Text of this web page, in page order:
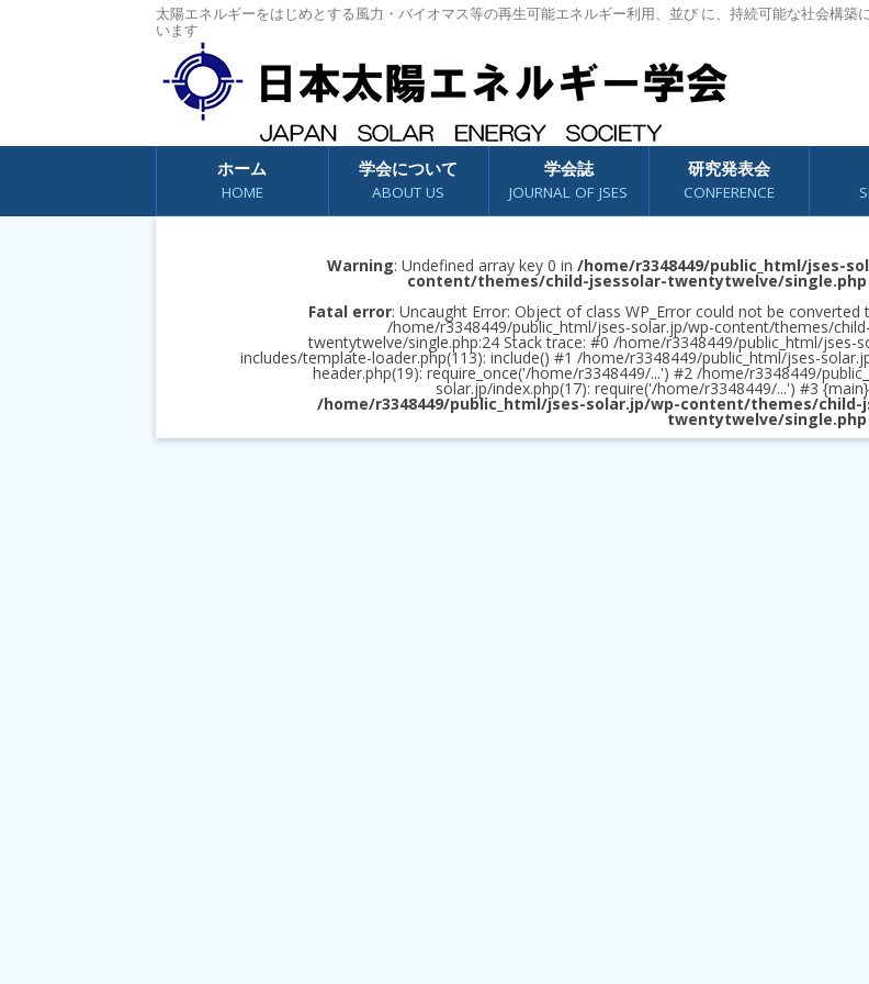
太陽エネルギーをはじめとする風力・バイオマス等の再生可能エネルギー利用、並び に、持続可能な社会構
います
コンテンツへスキップ
ホーム
HOME
学会について
ABOUT US
学会誌
JOURNAL OF JSES
研究発表会
CONFERENCE
Warning: Undefined array key 0 in /home/r3348449/public_html/jses-
content/themes/child-jsessolar-twentytwelve/single.php
Fatal error: Uncaught Error: Object of class WP_Error could not be converted
/home/r3348449/public_html/jses-solar.jp/wp-content/themes/
twentytwelve/single.php:24 Stack trace: #0 /home/r3348449/public_html/jses-
includes/template-loader.php(113): include() #1 /home/r3348449/public_html/jses-
header.php(19): require_once('/home/r3348449/...') #2 /home/r3348449/
solar.jp/index.php(17): require('/home/r3348449/...') #3
/home/r3348449/public_html/jses-solar.jp/wp-content/themes/child-
twentytwelve/single.php